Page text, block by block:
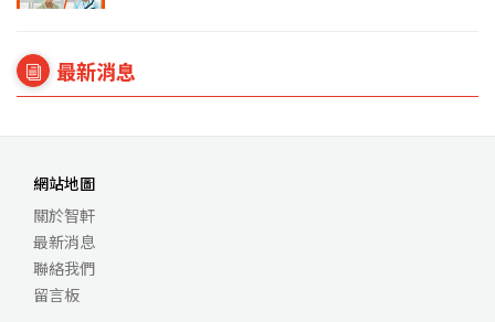
最新消息
網站地圖
關於智軒
最新消息
聯絡我們
留言板